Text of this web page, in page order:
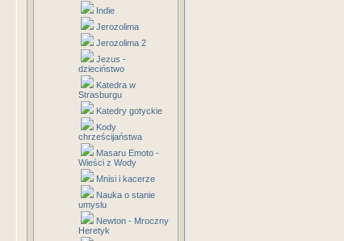
Indie
Jerozolima
Jerozolima 2
Jezus -
dzieciństwo
Katedra w
Strasburgu
Katedry gotyckie
Kody
chrześcijaństwa
Masaru Emoto -
Wieści z Wody
Mnisi i kacerze
Nauka o stanie
umyslu
Newton - Mroczny
Heretyk